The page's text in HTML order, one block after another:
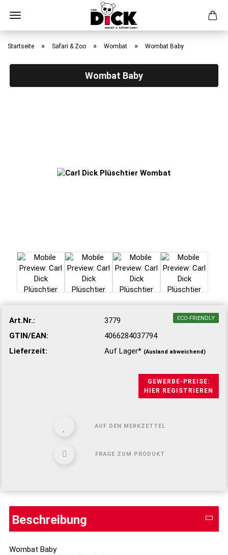
Direkt
zumStartseite » Safari & Zoo » Wombat » Wombat Baby
Wombat Baby
ECO-FRIENDLY
Art.Nr.:
3779
GTIN/EAN:
4066284037794
Lieferzeit:
Auf Lager* (Ausland abweichend)
GEWERBE-PREISE:
HIER REGISTRIEREN
AUF DEN MERKZETTEL
FRAGE ZUM PRODUKT
Beschreibung
Wombat Baby